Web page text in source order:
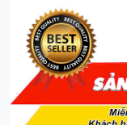
Chúng tôi đảm
sản xuất - giá xuất